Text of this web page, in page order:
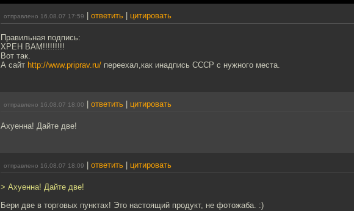
отправлено 16.08.07 17:59 ответить цитировать
Правильная подпись:
ХРЕН ВАМ!!!!!!!!!
Вот так.
А сайт http://www.priprav.ru/ переехал,как инадпись СССР с нужного места.
отправлено 16.08.07 18:00 ответить цитировать
Ахуенна! Дайте две!
отправлено 16.08.07 18:09 ответить цитировать
> Ахуенна! Дайте две!
Бери две в торговых пунктах! Это настоящий продукт, не фотожаба. :)